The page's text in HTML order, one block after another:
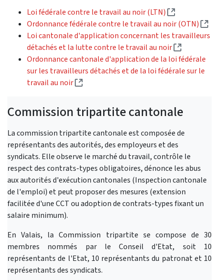
Loi fédérale contre le travail au noir (LTN)
(Lien
Ordonnance fédérale contre le travail au noir (OTN)
Loi cantonale d'application concernant les travailleurs
détachés et la lutte contre le travail au noir
(Lien
Ordonnance cantonale d'application de la loi fédérale
sur les travailleurs détachés et de la loi fédérale sur le
travail au noir
(Lien externe)
Commission tripartite cantonale
La commission tripartite cantonale est composée de
représentants des autorités, des employeurs et des
syndicats. Elle observe le marché du travail, contrôle le
respect des contrats-types obligatoires, dénonce les abus
aux autorités d'exécution cantonales (Inspection cantonale
de l'emploi) et peut proposer des mesures (extension
facilitée d'une CCT ou adoption de contrats-types fixant un
salaire minimum).
En Valais, la Commission tripartite se compose de 30
membres nommés par le Conseil d'Etat, soit 10
représentants de l'Etat, 10 représentants du patronat et 10
représentants des syndicats.